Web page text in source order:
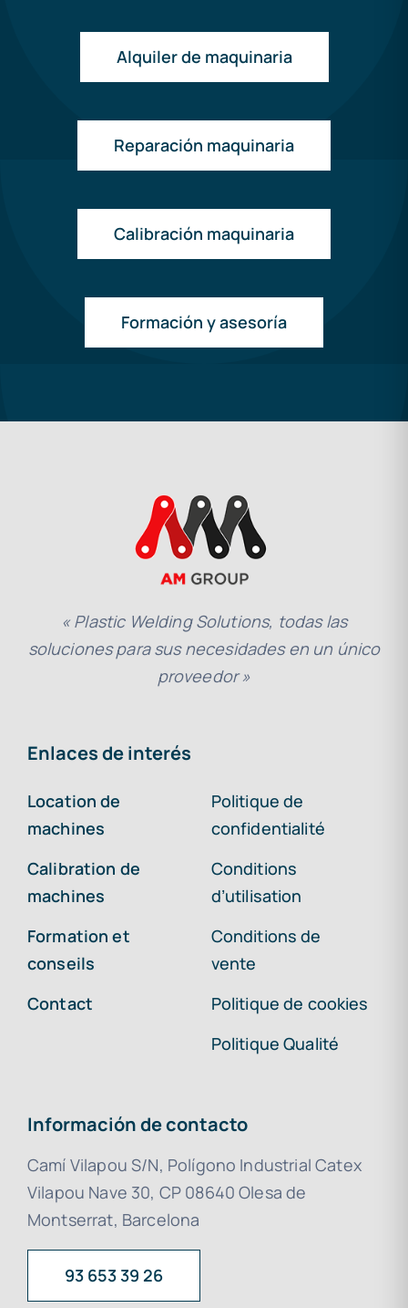
Alquiler de maquinaria
Reparación maquinaria
Calibración maquinaria
Formación y asesoría
« Plastic Welding Solutions, todas las
soluciones para sus necesidades en un único
proveedor »
Enlaces de interés
Location de
machines
Calibration de
machines
Formation et
conseils
Contact
Politique de
confidentialité
Conditions
d’utilisation
Conditions de
vente
Politique de cookies
Politique Qualité
Información de contacto
Camí Vilapou S/N, Polígono Industrial Catex
Vilapou Nave 30, CP 08640 Olesa de
Montserrat, Barcelona
93 653 39 26